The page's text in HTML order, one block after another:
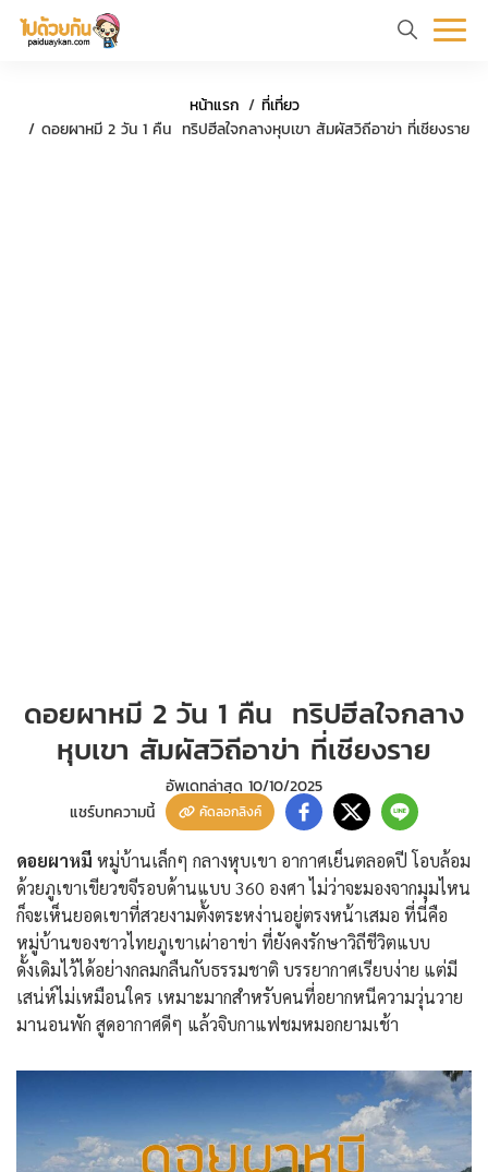
แรกท่อง เที่ยวอย่าง
หน้าแรก
ที่เที่ยว
ดอยผาหมี 2 วัน 1 คืน ทริปฮีลใจกลางหุบเขา สัมผัสวิถีอาข่า ที่เชียงราย
ดอยผาหมี 2 วัน 1 คืน ทริปฮีลใจกลาง
หุบเขา สัมผัสวิถีอาข่า ที่เชียงราย
อัพเดทล่าสุด 10/10/2025
แชร์บทความนี้
คัดลอกลิงค์
ดอยผาหมี หมู่บ้านเล็กๆ กลางหุบเขา อากาศเย็นตลอดปี โอบล้อม
ด้วยภูเขาเขียวขจีรอบด้านแบบ 360 องศา ไม่ว่าจะมองจากมุมไหน
ก็จะเห็นยอดเขาที่สวยงามตั้งตระหง่านอยู่ตรงหน้าเสมอ ที่นี่คือ
หมู่บ้านของชาวไทยภูเขาเผ่าอาข่า ที่ยังคงรักษาวิถีชีวิตแบบ
ดั้งเดิมไว้ได้อย่างกลมกลืนกับธรรมชาติ บรรยากาศเรียบง่าย แต่มี
เสน่ห์ไม่เหมือนใคร เหมาะมากสำหรับคนที่อยากหนีความวุ่นวาย
มานอนพัก สูดอากาศดีๆ แล้วจิบกาแฟชมหมอกยามเช้า